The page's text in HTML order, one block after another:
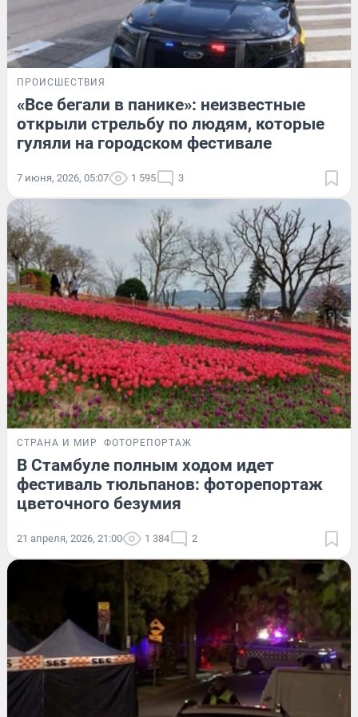
ПРОИСШЕСТВИЯ
«Все бегали в панике»: неизвестные
открыли стрельбу по людям, которые
гуляли на городском фестивале
7 июня, 2026, 05:07 1 595 3
СТРАНА И МИР ФОТОРЕПОРТАЖ
В Стамбуле полным ходом идет
фестиваль тюльпанов: фоторепортаж
цветочного безумия
21 апреля, 2026, 21:00 1 384 2